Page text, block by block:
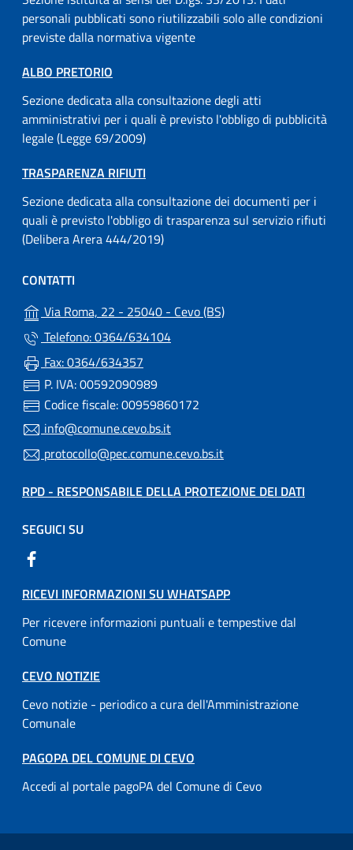
personali pubblicati sono riutilizzabili solo alle condizioni
previste dalla normativa vigente
ALBO PRETORIO
Sezione dedicata alla consultazione degli atti
amministrativi per i quali è previsto l'obbligo di pubblicità
legale (Legge 69/2009)
TRASPARENZA RIFIUTI
Sezione dedicata alla consultazione dei documenti per i
quali è previsto l'obbligo di trasparenza sul servizio rifiuti
(Delibera Arera 444/2019)
CONTATTI
Via Roma, 22 - 25040 - Cevo (BS)(apre in un'altra
Telefono: 0364/634104
Fax: 0364/634357
P. IVA: 00592090989
Codice fiscale: 00959860172
info@comune.cevo.bs.it
protocollo@pec.comune.cevo.bs.it
RPD - RESPONSABILE DELLA PROTEZIONE DEI DATI
SEGUICI SU
RICEVI INFORMAZIONI SU WHATSAPP
Per ricevere informazioni puntuali e tempestive dal
Comune
CEVO NOTIZIE
Cevo notizie - periodico a cura dell'Amministrazione
Comunale
PAGOPA DEL COMUNE DI CEVO
Accedi al portale pagoPA del Comune di Cevo